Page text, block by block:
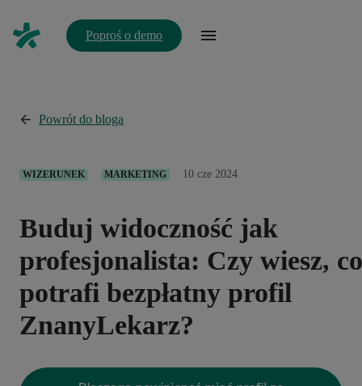
Poproś o demo
Powrót do bloga
WIZERUNEK MARKETING 10 cze 2024
Buduj widoczność jak
profesjonalista: Czy wiesz, co
potrafi bezpłatny profil
ZnanyLekarz?